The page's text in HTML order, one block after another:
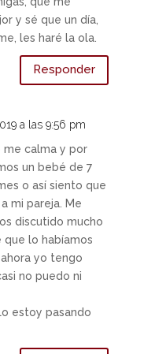
y sé que un día,
les haré la ola.
Responder
a las 9:56 pm
me calma y por
un bebé de 7
o así siento que
mi pareja. Me
discutido mucho
lo habíamos
yo tengo
no puedo ni
estoy pasando